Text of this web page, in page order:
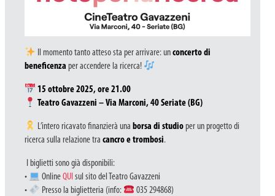
Il momento tanto atteso sta per arrivare: unconcerto di
beneficenza per accendere la ricerca!
15 ottobre 2025, ore 21.00
Teatro Gavazzeni – Via Marconi, 40 Seriate (BG)
L’intero ricavato finanzierà unaborsa di studioper un progetto di
ricerca sulla relazione tra cancro e trombosi.
I biglietti sono già disponibili:
•
OnlineQUIsul sito del Teatro Gavazzeni
•
Presso la biglietteria (info: 035 294868)